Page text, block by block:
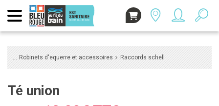
Robinets d'equerre et accessoires Raccords schell
Té union